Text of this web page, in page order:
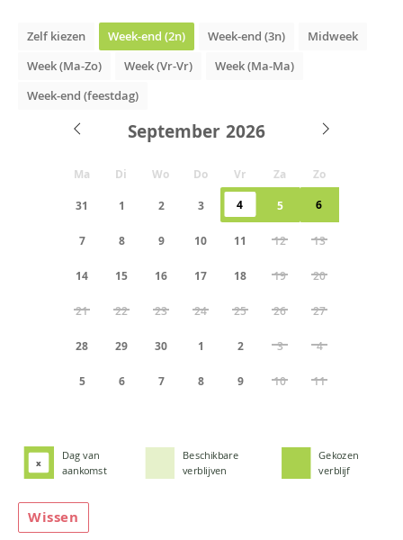
Zelf kiezen Week-end (2n) Week-end (3n)
Midweek
Week (Ma-Zo)
Week (Vr-Vr)
Week (Ma-Ma)
Week-end (feestdag)
September
Ma Di Wo Do Vr Za Zo
31 1 2 3 4 5 6
7 8 9 10 11 12 13
14 15 16 17 18 19 20
21 22 23 24 25 26 27
28 29 30 1 2 3 4
5 6 7 8 9 10 11
x
Dag van
aankomst
Beschikbare
verblijven
Gekozen
verblijf
Wissen